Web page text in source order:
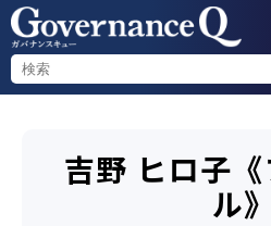
内部
吉野 ヒロ子
ル》